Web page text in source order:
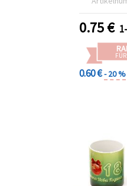
0.75€
0.60 €- 20 %